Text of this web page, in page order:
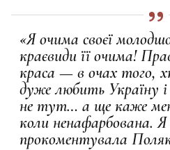
«Я очима своєї
краєвиди її очима!
краса — в очах того,
дуже любить Україну
не тут… а ще каже
коли ненафарбована.
прокоментувала